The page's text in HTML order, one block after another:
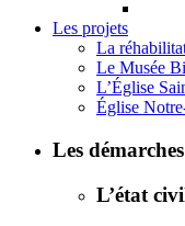
Les projets
La
Le Musée
L’Église
Église
Les démarches
L’état